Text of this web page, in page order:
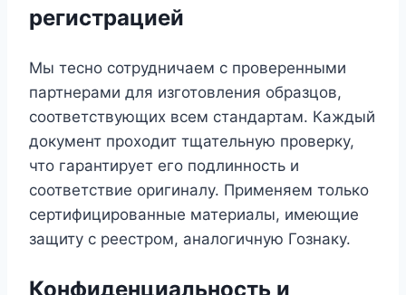
регистрацией
Мы тесно сотрудничаем с проверенными
партнерами для изготовления образцов,
соответствующих всем стандартам. Каждый
документ проходит тщательную проверку,
что гарантирует его подлинность и
соответствие оригиналу. Применяем только
сертифицированные материалы, имеющие
защиту с реестром, аналогичную Гознаку.
Конфиденциальность и